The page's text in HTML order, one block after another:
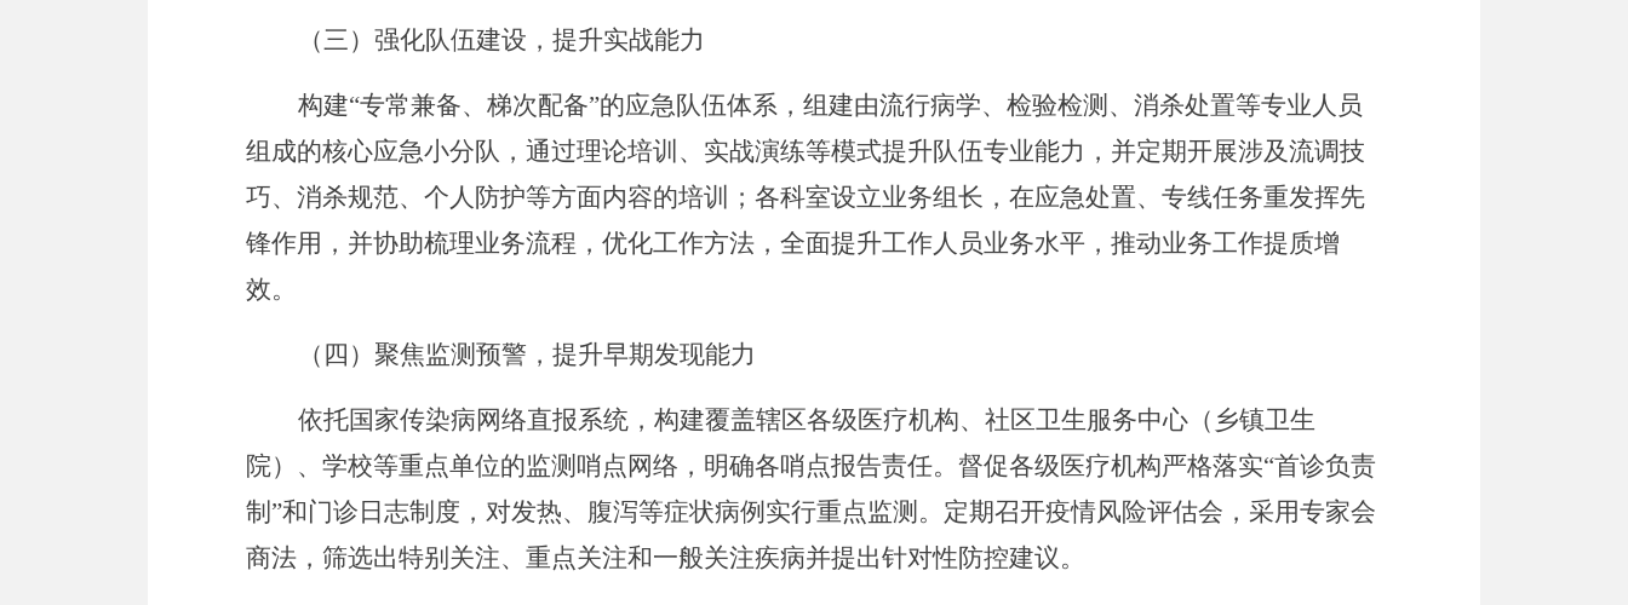
（三）强化队伍建设，提升实战能力
构建“专常兼备、梯次配备”的应急队伍体系，组建由流行病学、检验检测、消杀处置等专业人员
组成的核心应急小分队，通过理论培训、实战演练等模式提升队伍专业能力，并定期开展涉及流调技
巧、消杀规范、个人防护等方面内容的培训；各科室设立业务组长，在应急处置、专线任务重发挥先
锋作用，并协助梳理业务流程，优化工作方法，全面提升工作人员业务水平，推动业务工作提质增
效。
（四）聚焦监测预警，提升早期发现能力
依托国家传染病网络直报系统，构建覆盖辖区各级医疗机构、社区卫生服务中心（乡镇卫生
院）、学校等重点单位的监测哨点网络，明确各哨点报告责任。督促各级医疗机构严格落实“首诊负责
制 ”和门诊日志制度，对发热、腹泻等症状病例实行重点监测。定期召开疫情风险评估会，采用专家会
商法，筛选出特别关注、重点关注和一般关注疾病并提出针对性防控建议。